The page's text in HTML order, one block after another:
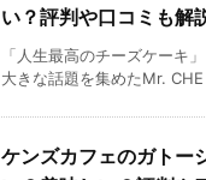
い？評判や口コミも解
「人生最高のチーズケーキ
大きな話題を集めたMr.
ケンズカフェのガトー